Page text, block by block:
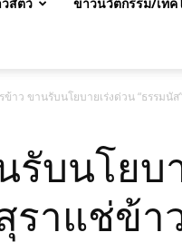
ข้าว ขานรับนโยบายเร่งด่วน “ธรรมนั
บนโยบ
าแช่ข้า